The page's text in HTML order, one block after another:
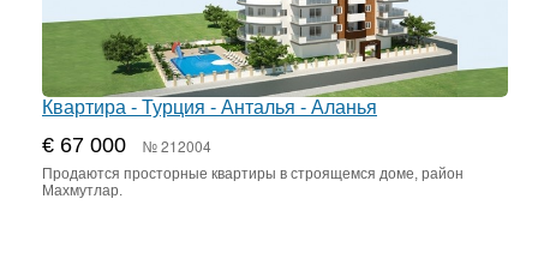
Квартира - Турция - Анталья - Аланья
€ 67 000 № 212004
Продаются просторные квартиры в строящемся доме, район
Махмутлар.